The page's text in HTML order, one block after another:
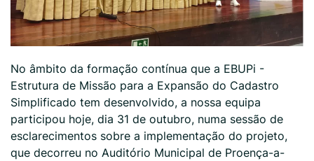
No âmbito da formação contínua que a EBUPi -
Estrutura de Missão para a Expansão do Cadastro
Simplificado tem desenvolvido, a nossa equipa
participou hoje, dia 31 de outubro, numa sessão de
esclarecimentos sobre a implementação do projeto,
que decorreu no Auditório Municipal de Proença-a-